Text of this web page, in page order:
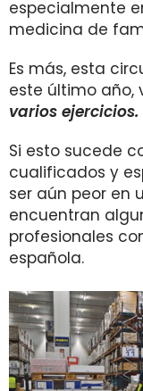
especialmente
medicina de
Es más, esta
este último año,
varios ejercicios.
Si esto sucede
cualificados y
ser aún peor en
encuentran
profesionales
española.